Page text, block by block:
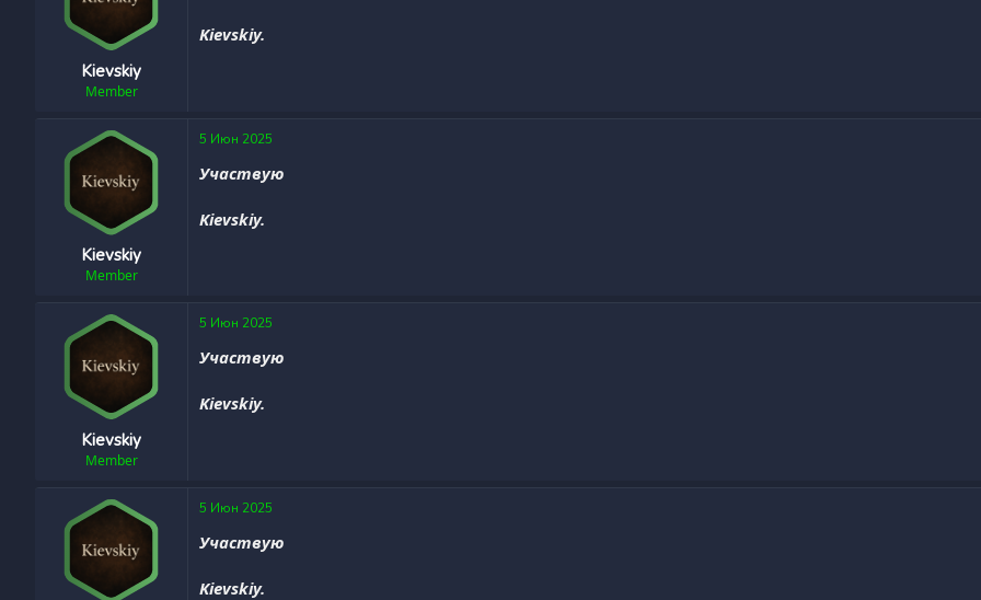
Kievskiy
Member
Kievskiy.
Kievskiy
Member
5 Июн 2025
Участвую
Kievskiy.
Kievskiy
Member
5 Июн 2025
Участвую
Kievskiy.
5 Июн 2025
Участвую
Kievskiy.